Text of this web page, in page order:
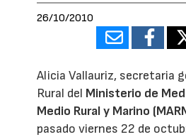
26/10/2010
Alicia Vallauriz, secretaria
Rural del Ministerio de
Medio Rural y Marino
pasado viernes 22 de